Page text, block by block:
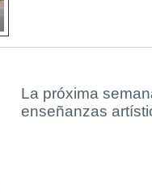
La próxima
enseñanzas